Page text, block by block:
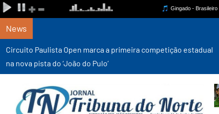
News
Circuito Paulista Open marca a primeira competição estadual
na nova pista do ‘João do Pulo’